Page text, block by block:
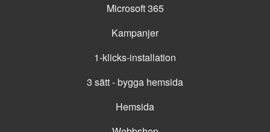
Microsoft 365
Kampanjer
1-klicks-installation
3 sätt - bygga hemsida
Hemsida